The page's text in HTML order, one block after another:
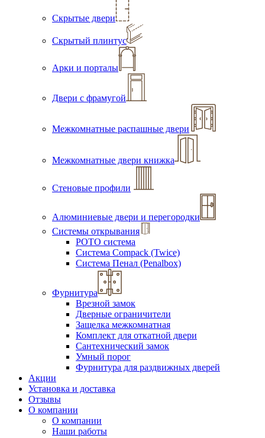
Скрытые двери
Скрытый плинтус
Арки и порталы
Двери с фрамугой
Межкомнатные распашные двери
Межкомнатные двери книжка
Стеновые профили
Алюминиевые двери и перегородки
Системы открывания
РОТО система
Система Compack (Twice)
Система Пенал (Penalbox)
Фурнитура
Врезной замок
Дверные ограничители
Защелка межкомнатная
Комплект для откатной двери
Сантехнический замок
Умный порог
Фурнитура для раздвижных дверей
Акции
Установка и доставка
Отзывы
О компании
О компании
Наши работы